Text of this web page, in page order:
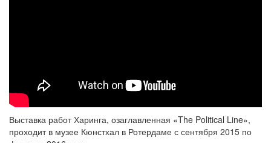
Выставка работ Харинга, озаглавленная «The Political Line»,
проходит в музее Кюнстхал в Ротердаме с сентября 2015 по